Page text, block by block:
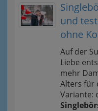
und
ohne
Auf der
Liebe
mehr
Alters für
Variante: